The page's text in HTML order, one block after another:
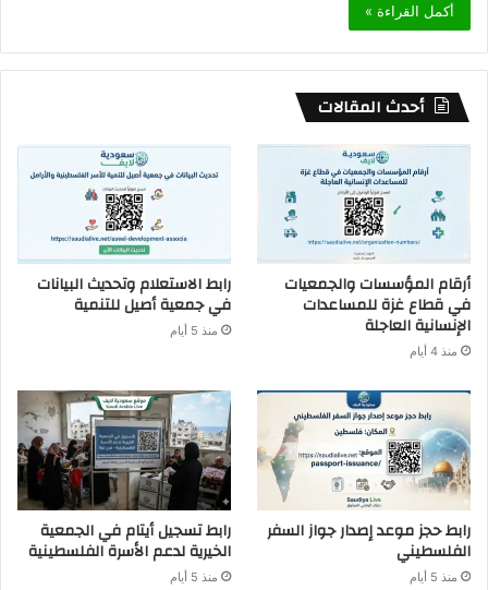
أكمل القراءة »
أحدث المقالات
أرقام المؤسسات والجمعيات
في قطاع غزة للمساعدات
الإنسانية العاجلة
منذ 4 أيام
رابط الاستعلام وتحديث البيانات
في جمعية أصيل للتنمية
منذ 5 أيام
رابط حجز موعد إصدار جواز السفر
الفلسطيني
منذ 5 أيام
رابط تسجيل أيتام في الجمعية
الخيرية لدعم الأسرة الفلسطينية
منذ 5 أيام